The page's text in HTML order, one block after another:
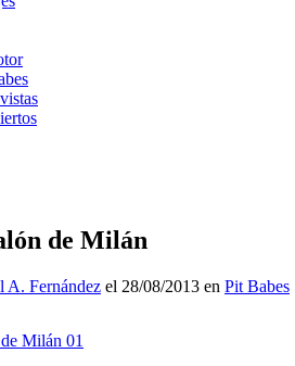
de Milán
A. Fernández el 28/08/2013 en Pit Babes